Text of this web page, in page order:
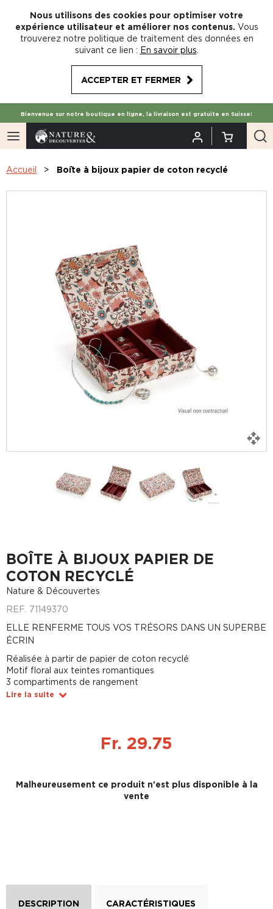
Nous utilisons des cookies pour optimiser votre
expérience utilisateur et améliorer nos contenus. Vous
trouverez notre politique de traitement des données en
suivant ce lien : En savoir plus
ACCEPTER ET FERMER
Bienvenue sur notre boutique en ligne, la livraison est gratuite en Suisse!
Accueil Boîte à bijoux papier de coton recyclé
BOÎTE À BIJOUX PAPIER DE
COTON RECYCLÉ
Nature & Découvertes
REF. 71149370
ELLE RENFERME TOUS VOS TRÉSORS DANS UN SUPERBE
ÉCRIN
Réalisée à partir de papier de coton recyclé
Motif floral aux teintes romantiques
3 compartiments de rangement
Lire la suite
Fr. 29.75
Malheureusement ce produit n'est plus disponible à la
vente
DESCRIPTION CARACTÉRISTIQUES